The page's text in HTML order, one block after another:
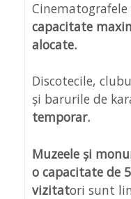
capacitate
alocate.
Discotecile,
și barurile de
temporar.
Muzeele și
o capacitate de
vizitatori sunt